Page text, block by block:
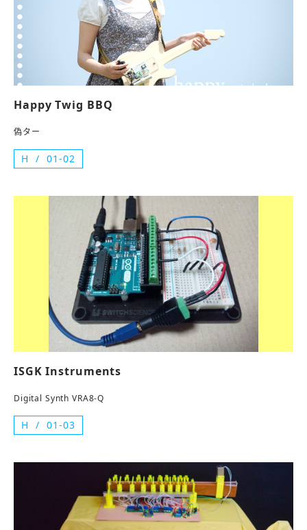
Happy Twig BBQ
偽ター
H 01-02
ISGK Instruments
Digital Synth VRA8-Q
H 01-03